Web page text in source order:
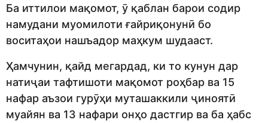
Ба иттилои мақомот, ӯ қаблан барои содир
намудани муомилоти ғайриқонунӣ бо
воситаҳои нашъадор маҳкум шудааст.
Ҳамчунин, қайд мегардад, ки то кунун дар
натиҷаи тафтишоти мақомот роҳбар ва 15
нафар аъзои гурӯҳи муташаккили ҷиноятӣ
муайян ва 13 нафари онҳо дастгир ва ба ҳабс